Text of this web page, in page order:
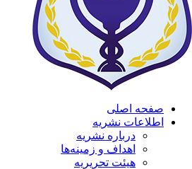
صفحه اصلی
اطلاعات نشریه
درباره نشریه
اهداف و زمینه‌ها
هیئت تحریریه